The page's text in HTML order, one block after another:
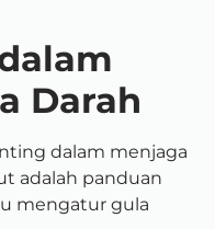
Darah
dalam menjaga
adalah panduan
mengatur gula